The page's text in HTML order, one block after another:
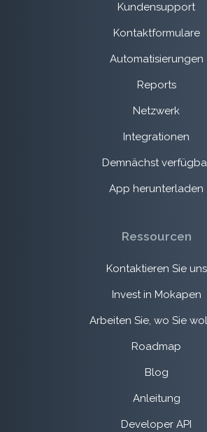
Kundensupport
Kontaktformulare
Automatisierungen
Reports
Netzwerk
Integrationen
Demnächst
App herunterladen
Ressourcen
Kontaktieren Sie uns
Invest in Mokapen
Arbeiten Sie, wo Sie
Roadmap
Blog
Anleitung
Developer API